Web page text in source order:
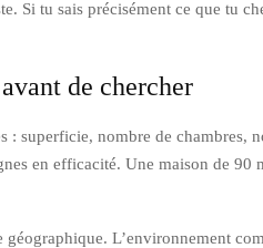
Si tu sais précisément ce que tu
de chercher
: superficie, nombre de
en efficacité. Une maison de
L’environnement